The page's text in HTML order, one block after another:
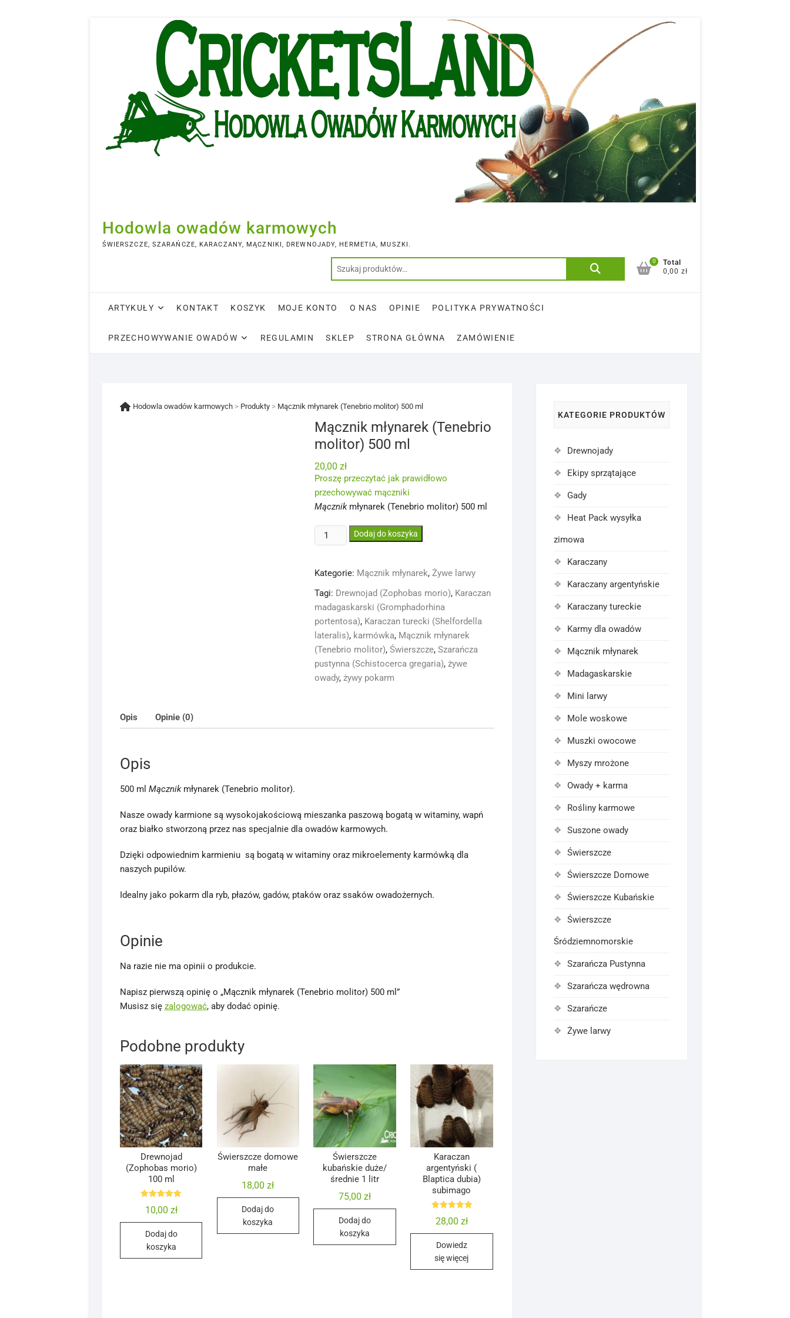
Hodowla owadów karmowych
ŚWIERSZCZE, SZARAŃCZE, KARACZANY, MĄCZNIKI, DREWNOJADY, HERMETIA, MUSZKI.
Szukaj: 0
Total
0,00 zł
ARTYKUŁY KONTAKT KOSZYK MOJE KONTO O NAS OPINIE POLITYKA PRYWATNOŚCI
PRZECHOWYWANIE OWADÓW REGULAMIN SKLEP STRONA GŁÓWNA ZAMÓWIENIE
Hodowla owadów karmowych> Produkty> Mącznik młynarek (Tenebrio molitor) 500 ml
Mącznik młynarek (Tenebrio
molitor) 500 ml
20,00zł
Proszę przeczytać jak prawidłowo
przechowywać mączniki
Mącznikmłynarek (Tenebrio molitor) 500 ml
ilość
Mącznik
(Tenebrio
molitor)
Dodaj do koszyka
Kategorie: Mącznik młynarek,Żywe larwy
Tagi: Drewnojad (Zophobas morio), Karaczan
madagaskarski (Gromphadorhina
portentosa), Karaczan turecki (Shelfordella
lateralis), karmówka, Mącznik młynarek
(Tenebrio molitor),Świerszcze,Szarańcza
pustynna (Schistocerca gregaria),żywe
owady,żywy pokarm
Opis Opinie (0)
Opis
500 ml Mącznikmłynarek (Tenebrio molitor).
Nasze owady karmione są wysokojakościową mieszanka paszową bogatą w witaminy, wapń
oraz białko stworzoną przez nas specjalnie dla owadów karmowych.
Dzięki odpowiednim karmieniu są bogatą w witaminy oraz mikroelementy karmówką dla
naszych pupilów.
Idealny jako pokarm dla ryb, płazów, gadów, ptaków oraz ssaków owadożernych.
Opinie
Na razie nie ma opinii o produkcie.
Napisz pierwszą opinię o „Mącznik młynarek (Tenebrio molitor) 500 ml”
Musisz się zalogować, aby dodać opinię.
Podobne produkty
Drewnojad
(Zophobas morio)
100 ml
5.00
10,00 zł
Dodaj do
koszyka
Świerszcze domowe
małe
18,00zł
Dodaj do
koszyka
Świerszcze
kubańskie duże/
średnie 1 litr
75,00zł
Dodaj do
koszyka
Karaczan
argentyński (
Blaptica dubia)
subimago
5.00
28,00 zł
Dowiedz
się więcej
KATEGORIE PRODUKTÓW
Drewnojady
Ekipy sprzątające
Gady
Heat Pack wysyłka
zimowa
Karaczany
Karaczany argentyńskie
Karaczany tureckie
Karmy dla owadów
Mącznik młynarek
Madagaskarskie
Mini larwy
Mole woskowe
Muszki owocowe
Myszy mrożone
Owady + karma
Rośliny karmowe
Suszone owady
Świerszcze
Świerszcze Domowe
Świerszcze Kubańskie
Świerszcze
Śródziemnomorskie
Szarańcza Pustynna
Szarańcza wędrowna
Szarańcze
Żywe larwy